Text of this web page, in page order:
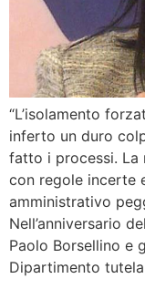
“L’isolamento
inferto un duro
fatto i processi. La
con regole incerte
amministrativo
Nell’anniversario
Paolo Borsellino e
Dipartimento